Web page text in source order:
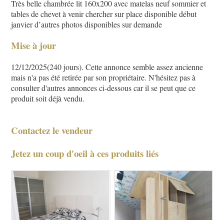
Très belle chambrée lit 160x200 avec matelas neuf sommier et
tables de chevet à venir chercher sur place disponible début
janvier d’autres photos disponibles sur demande
Mise à jour
12/12/2025(240 jours). Cette annonce semble assez ancienne
mais n'a pas été retirée par son propriétaire. N'hésitez pas à
consulter d'autres annonces ci-dessous car il se peut que ce
produit soit déjà vendu.
Contactez le vendeur
Jetez un coup d'oeil à ces produits liés